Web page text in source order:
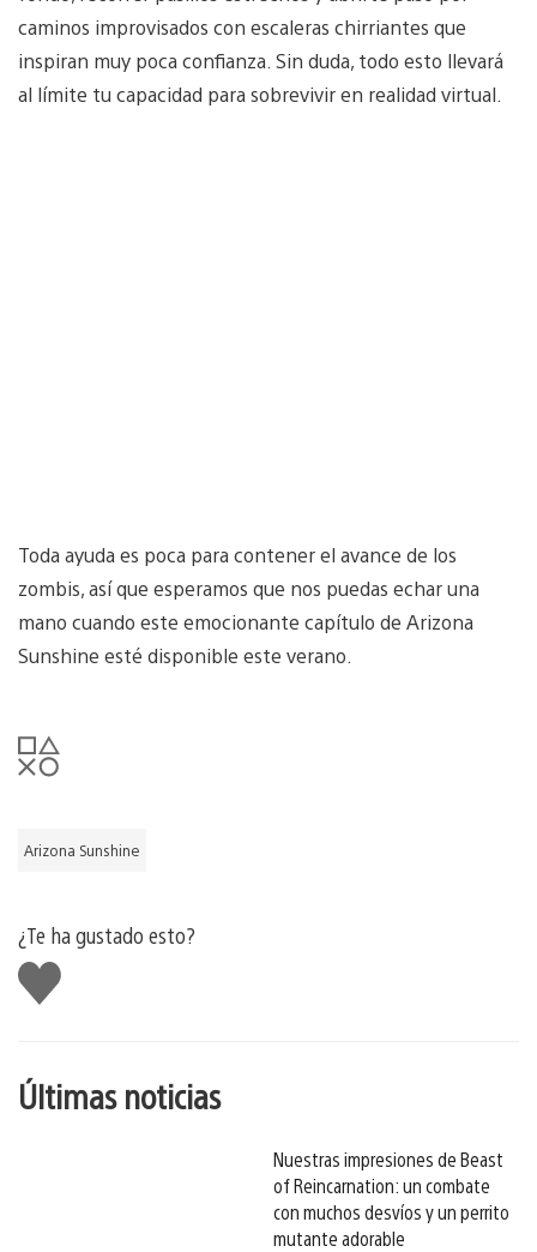
caminos improvisados con escaleras chirriantes que
inspiran muy poca confianza. Sin duda, todo esto llevará
al límite tu capacidad para sobrevivir en realidad virtual.
Toda ayuda es poca para contener el avance de los
zombis, así que esperamos que nos puedas echar una
mano cuando este emocionante capítulo de Arizona
Sunshine esté disponible este verano.
Arizona Sunshine
¿Te ha gustado esto?
Me
gusta
esto
Últimas noticias
Nuestras impresiones de Beast
of Reincarnation: un combate
con muchos desvíos y un perrito
mutante adorable